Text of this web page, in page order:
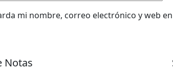
mi nombre, correo electrónico y web
Notas